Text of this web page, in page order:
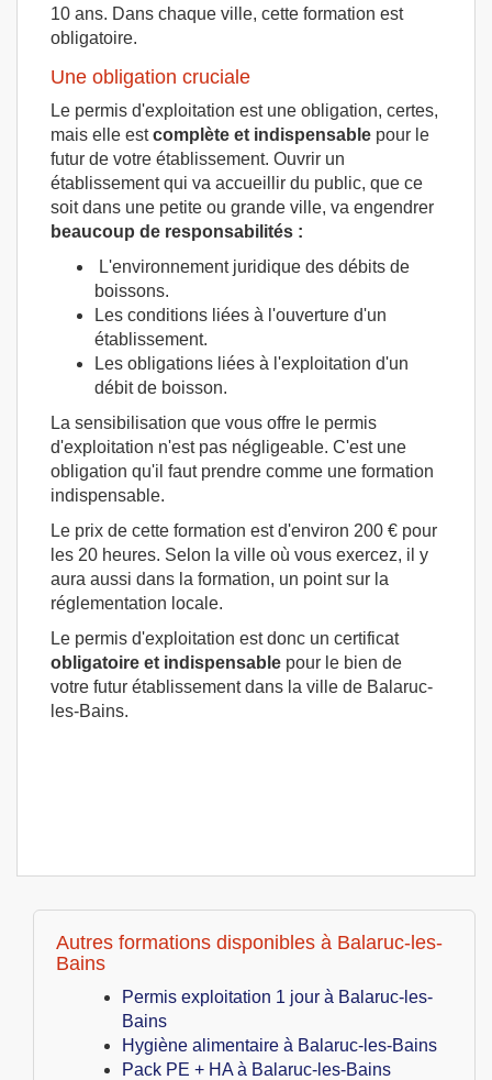
10 ans. Dans chaque ville, cette formation est
obligatoire.
Une obligation cruciale
Le permis d'exploitation est une obligation, certes,
mais elle estcomplète et indispensable pour le
futur de votre établissement. Ouvrir un
établissement qui va accueillir du public, que ce
soit dans une petite ou grande ville, va engendrer
beaucoup de responsabilités :
L'environnement juridique des débits de
boissons.
Les conditions liées à l'ouverture d'un
établissement.
Les obligations liées à l'exploitation d'un
débit de boisson.
La sensibilisation que vous offre le permis
d'exploitation n'est pas négligeable. C'est une
obligation qu'il faut prendre comme une formation
indispensable.
Le prix de cette formation est d'environ 200 € pour
les 20 heures. Selon la ville où vous exercez, il y
aura aussi dans la formation, un point sur la
réglementation locale.
Le permis d'exploitation est donc un certificat
obligatoire et indispensable pour le bien de
votre futur établissement dans la ville de Balaruc-
les-Bains.
Autres formations disponibles à Balaruc-les-
Bains
Permis exploitation 1 jour à Balaruc-les-
Bains
Hygiène alimentaire à Balaruc-les-Bains
Pack PE + HA à Balaruc-les-Bains